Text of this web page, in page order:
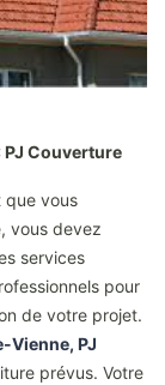
Couverture
que vous
vous devez
services
pour
de votre projet.
Vienne, PJ
prévus. Votre